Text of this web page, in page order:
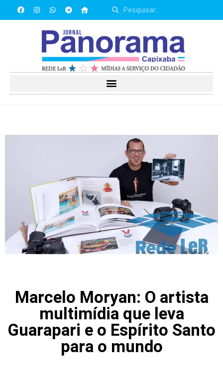
Marcelo Moryan: O artista
multimídia que leva
Guarapari e o Espírito Santo
para o mundo